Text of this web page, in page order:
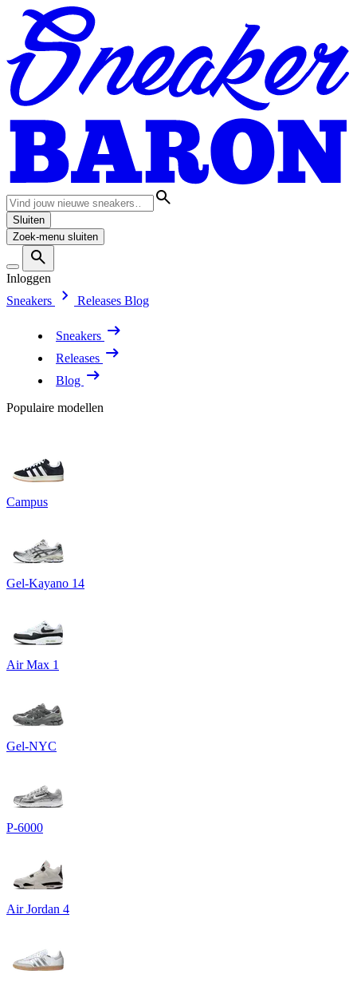
Sluiten
Zoek-menu sluiten
Inloggen
Sneakers
Releases Blog
Sneakers
Releases
Blog
Populaire modellen
Campus
Gel-Kayano 14
Air Max 1
Gel-NYC
P-6000
Air Jordan 4